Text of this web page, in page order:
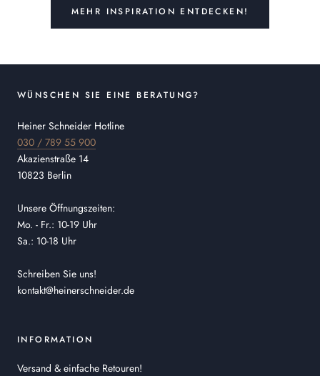
MEHR INSPIRATION ENTDECKEN!
WÜNSCHEN SIE EINE BERATUNG?
Heiner Schneider Hotline
030 / 789 55 900
Akazienstraße 14
10823 Berlin
Unsere Öffnungszeiten:
Mo. - Fr.: 10-19 Uhr
Sa.: 10-18 Uhr
Schreiben Sie uns!
kontakt@heinerschneider.de
INFORMATION
Versand & einfache Retouren!